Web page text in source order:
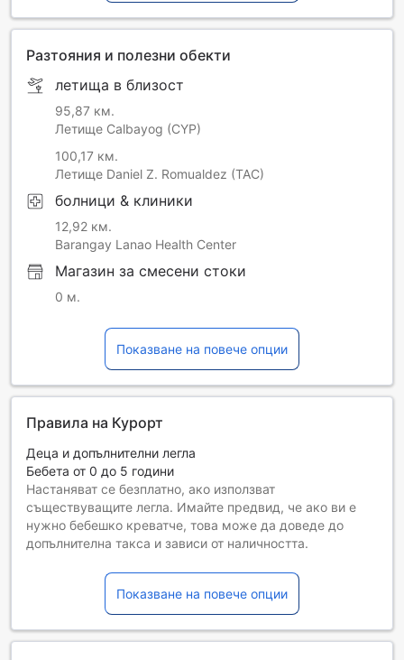
Разтояния и полезни обекти
летища в близост
95,87 км.
Летище Calbayog (CYP)
100,17 км.
Летище Daniel Z. Romualdez (TAC)
болници & клиники
12,92 км.
Barangay Lanao Health Center
Магазин за смесени стоки
0 м.
Показване на повече опции
Правила на Курорт
Деца и допълнителни легла
Бебета от 0 до 5 години
Настаняват се безплатно, ако използват
съществуващите легла. Имайте предвид, че ако ви е
нужно бебешко креватче, това може да доведе до
допълнителна такса и зависи от наличността.
Безплатен престой, ако се използват наличните легла.
Гостите, навършили {0} години, се считат за възрастни
Възможността за допълнителни легла зависи от
избрания тип стая. За повече информация вижте
Показване на повече опции